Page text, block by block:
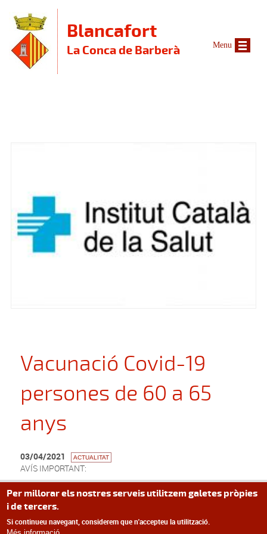
Blancafort
La Conca de Barberà
Vacunació Covid-19
persones de 60 a 65
anys
03/04/2021 ACTUALITAT
AVÍS IMPORTANT:
Les persones entre 60 i 65 anys ja poden demanar cita prèvia
per vacunar-se de la COVID-19 a aquesta adreça:
Vacuna Covid Gencat
Menu
Per millorar els nostres serveis utilitzem galetes pròpies
i de tercers.
Si continueu navegant, considerem que n'accepteu la utilització.